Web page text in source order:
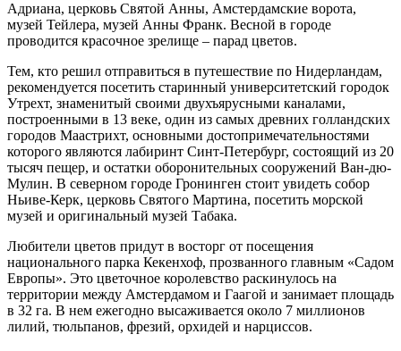
Адриана, церковь Святой Анны, Амстердамские ворота,
музей Тейлера, музей Анны Франк. Весной в городе
проводится красочное зрелище – парад цветов.
Тем, кто решил отправиться в путешествие по Нидерландам,
рекомендуется посетить старинный университетский городок
Утрехт, знаменитый своими двухъярусными каналами,
построенными в 13 веке, один из самых древних голландских
городов Маастрихт, основными достопримечательностями
которого являются лабиринт Синт-Петербург, состоящий из 20
тысяч пещер, и остатки оборонительных сооружений Ван-дю-
Мулин. В северном городе Гронинген стоит увидеть собор
Ньиве-Керк, церковь Святого Мартина, посетить морской
музей и оригинальный музей Табака.
Любители цветов придут в восторг от посещения
национального парка Кекенхоф, прозванного главным «Садом
Европы». Это цветочное королевство раскинулось на
территории между Амстердамом и Гаагой и занимает площадь
в 32 га. В нем ежегодно высаживается около 7 миллионов
лилий, тюльпанов, фрезий, орхидей и нарциссов.